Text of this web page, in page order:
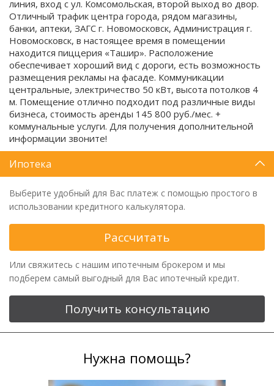
линия, вход с ул. Комсомольская, второй выход во двор.
Отличный трафик центра города, рядом магазины,
банки, аптеки, ЗАГС г. Новомосковск, Администрация г.
Новомосковск, в настоящее время в помещении
находится пиццерия «Ташир». Расположение
обеспечивает хороший вид с дороги, есть возможность
размещения рекламы на фасаде. Коммуникации
центральные, электричество 50 кВт, высота потолков 4
м. Помещение отлично подходит под различные виды
бизнеса, стоимость аренды 145 800 руб./мес. +
коммунальные услуги. Для получения дополнительной
информации звоните!
Ипотека
Выберите удобный для Вас платеж с помощью простого в
использовании кредитного калькулятора.
Рассчитать
Или свяжитесь с нашим ипотечным брокером и мы
подберем самый выгодный для Вас ипотечный кредит.
Получить консультацию
Нужна помощь?